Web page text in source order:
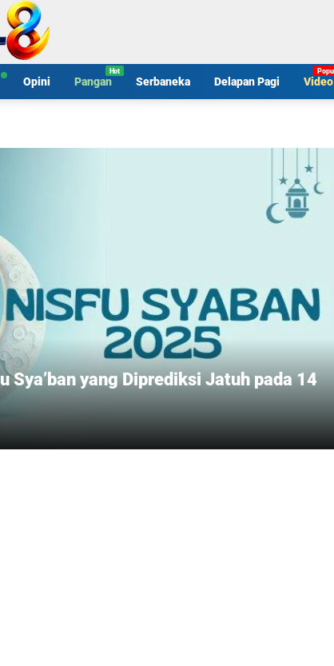
Opini Pangan Serbaneka Delapan Pagi Video
Sya’ban yang Diprediksi Jatuh pada 14